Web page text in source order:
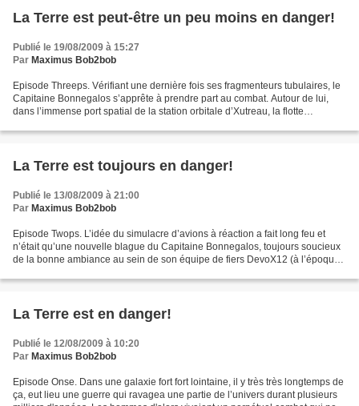
La Terre est peut-être un peu moins en danger!
Publié le 19/08/2009 à 15:27
Par Maximus Bob2bob
Episode Threeps. Vérifiant une dernière fois ses fragmenteurs tubulaires, le
Capitaine Bonnegalos s’apprête à prendre part au combat. Autour de lui,
dans l’immense port spatial de la station orbitale d’Xutreau, la flotte
La Terre est toujours en danger!
Publié le 13/08/2009 à 21:00
Par Maximus Bob2bob
Episode Twops. L’idée du simulacre d’avions à réaction a fait long feu et
n’était qu’une nouvelle blague du Capitaine Bonnegalos, toujours soucieux
de la bonne ambiance au sein de son équipe de fiers DevoX12 (à l’époque
La Terre est en danger!
Publié le 12/08/2009 à 10:20
Par Maximus Bob2bob
Episode Onse. Dans une galaxie fort fort lointaine, il y très très longtemps de
ça, eut lieu une guerre qui ravagea une partie de l’univers durant plusieurs